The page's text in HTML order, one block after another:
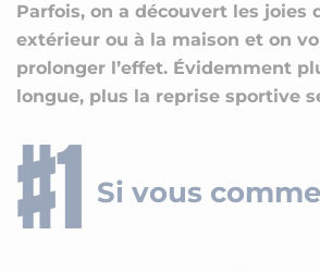
Parfois, on a découvert les joies
extérieur ou à la maison et on
prolonger l’effet. Évidemment
longue, plus la reprise sportive
Si vous